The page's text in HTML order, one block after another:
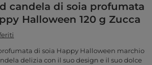
candela di soia profumata
Halloween 120 g Zucca
di soia Happy Halloween marchio
delizia con il suo design e il suo dolce